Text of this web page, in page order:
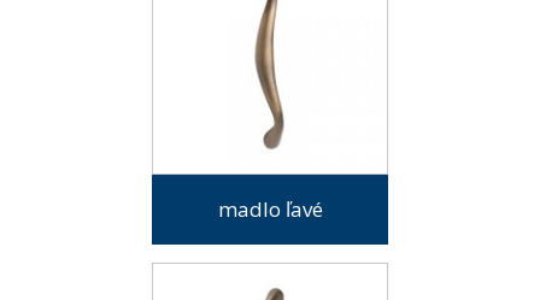
madlo ľavé